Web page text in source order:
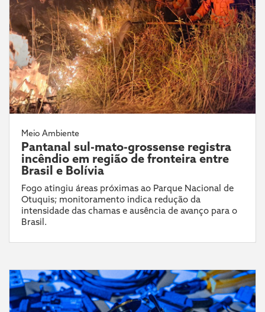
Meio Ambiente
Pantanal sul-mato-grossense registra
incêndio em região de fronteira entre
Brasil e Bolívia
Fogo atingiu áreas próximas ao Parque Nacional de
Otuquis; monitoramento indica redução da
intensidade das chamas e ausência de avanço para o
Brasil.